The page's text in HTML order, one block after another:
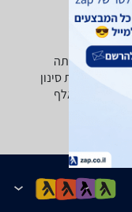
למצוא את הקלידים שאתה
מערכת סינון
ביותר מאלף